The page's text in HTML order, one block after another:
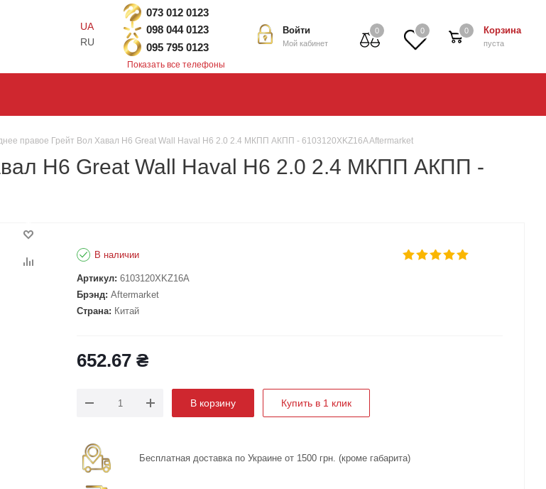
UA
RU
0 0 Корзина
пуста
0
Войти
Мой кабинет
073 012 0123
098 044 0123
095 795 0123
Показать все телефоны
правое Грейт Вол Хавал Н6 Great Wall Haval H6 2.0 2.4 МКПП АКПП - 6103120XKZ16A Aftermarket
Н6 Great Wall Haval H6 2.0 2.4 МКПП АКПП -
В наличии
Артикул: 6103120XKZ16A
Брэнд: Aftermarket
Страна: Китай
652.67 ₴
В корзину Купить в 1 клик
Бесплатная доставка по Украине от 1500 грн. (кроме габарита)